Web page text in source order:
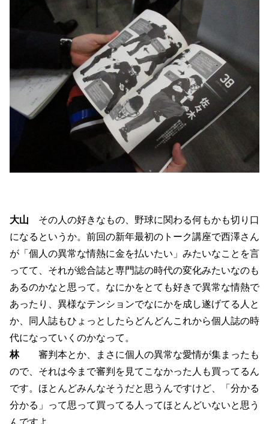
大山 その人の好きなもの、野球に関わる何もかも切り口
になるというか。前回の新年最初のトーク講座で西澤さん
が「個人の異常な情熱に金を払いたい」みたいなことを言
ってて、それが総合誌と専門誌の時代の変化みたいなのも
あるのかなと思って。なにかをとても好きで異常な情熱で
あったり、異様なテンションでなにかを成し遂げてる人と
か、同人誌もひょっとしたらどんどんこれから個人誌の時
代になっていくのかなって。
林審判本とか、まさに個人の異常な愛情が集まったも
ので、それは今まで審判を見てこなかった人も買ってるん
です。ほとんどみんなそうだと思うんですけど、「分かる
分かる」って思って買ってる人ってほとんどいないと思う
んですよ。